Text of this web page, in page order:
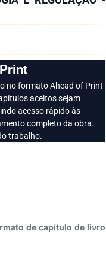
no formato Ahead of Print
aceitos sejam
acesso rápido às
completo da obra.
trabalho.
de capítulo de livro